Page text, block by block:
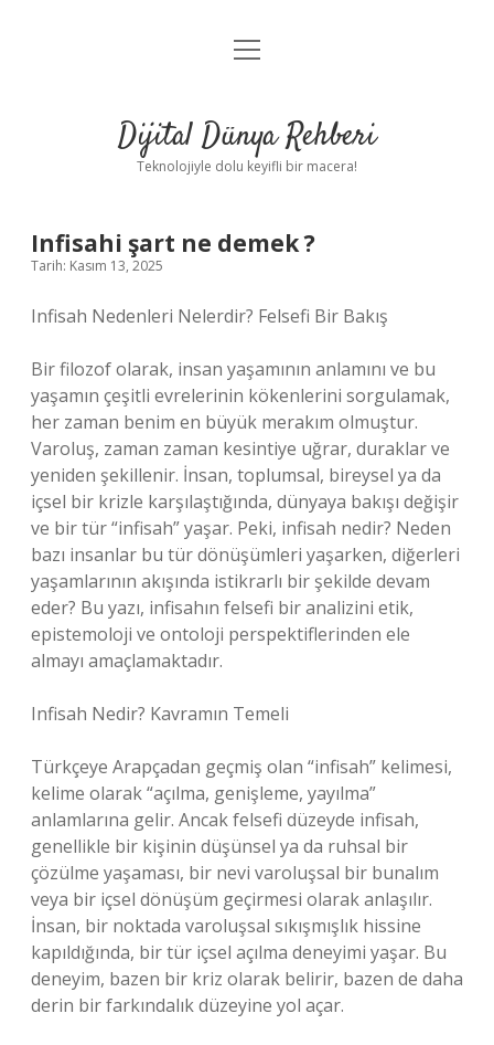
Anasayfa
Yasal Uyarı
menüyü
Dijital Dünya Rehberi
Teknolojiyle dolu keyifli bir macera!
Infisahi şart ne demek ?
Tarih: Kasım 13, 2025
Infisah Nedenleri Nelerdir? Felsefi Bir Bakış
Bir filozof olarak, insan yaşamının anlamını ve bu
yaşamın çeşitli evrelerinin kökenlerini sorgulamak,
her zaman benim en büyük merakım olmuştur.
Varoluş, zaman zaman kesintiye uğrar, duraklar ve
yeniden şekillenir. İnsan, toplumsal, bireysel ya da
içsel bir krizle karşılaştığında, dünyaya bakışı değişir
ve bir tür “infisah” yaşar. Peki, infisah nedir? Neden
bazı insanlar bu tür dönüşümleri yaşarken, diğerleri
yaşamlarının akışında istikrarlı bir şekilde devam
eder? Bu yazı, infisahın felsefi bir analizini etik,
epistemoloji ve ontoloji perspektiflerinden ele
almayı amaçlamaktadır.
Infisah Nedir? Kavramın Temeli
Türkçeye Arapçadan geçmiş olan “infisah” kelimesi,
kelime olarak “açılma, genişleme, yayılma”
anlamlarına gelir. Ancak felsefi düzeyde infisah,
genellikle bir kişinin düşünsel ya da ruhsal bir
çözülme yaşaması, bir nevi varoluşsal bir bunalım
veya bir içsel dönüşüm geçirmesi olarak anlaşılır.
İnsan, bir noktada varoluşsal sıkışmışlık hissine
kapıldığında, bir tür içsel açılma deneyimi yaşar. Bu
deneyim, bazen bir kriz olarak belirir, bazen de daha
derin bir farkındalık düzeyine yol açar.